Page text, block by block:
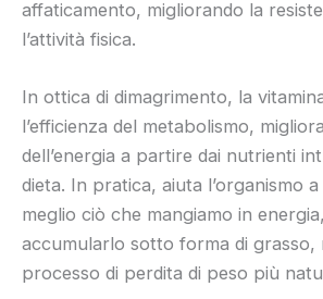
affaticamento, migliorando la
l’attività fisica.
In ottica di dimagrimento, la
l’efficienza del metabolismo,
dell’energia a partire dai nutrienti
dieta. In pratica, aiuta l’organismo
meglio ciò che mangiamo in
accumularlo sotto forma di grasso,
processo di perdita di peso più